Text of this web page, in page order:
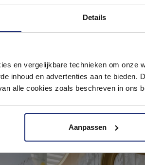
Details
en vergelijkbare technieken om onze
inhoud en advertenties aan te bieden.
alle cookies zoals beschreven in ons
Aanpassen